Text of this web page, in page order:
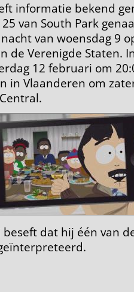
informatie bekend
van South Park
van woensdag 9
de Verenigde Staten.
12 februari om
in Vlaanderen om
beseft dat hij één van